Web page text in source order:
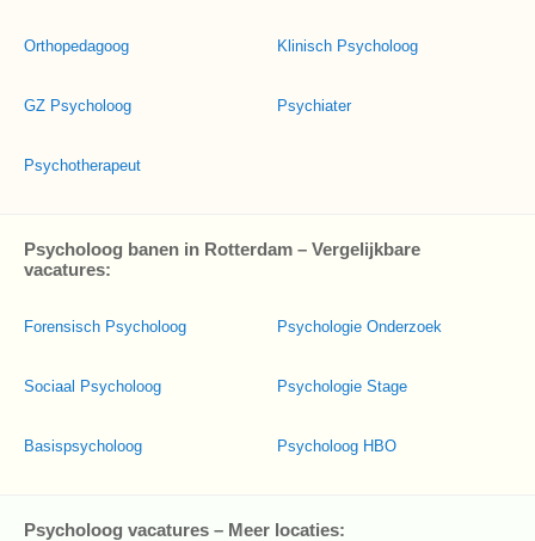
Orthopedagoog
GZ Psycholoog
Psychotherapeut
Klinisch Psycholoog
Psychiater
Psycholoog banen in Rotterdam – Vergelijkbare
vacatures:
Forensisch Psycholoog
Sociaal Psycholoog
Basispsycholoog
Psychologie Onderzoek
Psychologie Stage
Psycholoog HBO
Psycholoog vacatures – Meer locaties: